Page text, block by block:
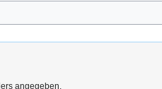
angegeben.